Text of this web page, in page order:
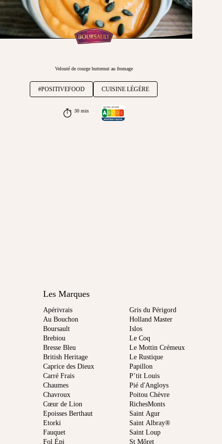
Velouté de courge butternut au fromage
#POSITIVEFOOD CUISINE LÉGÈRE
30 min
Les Marques
Apérivrais
Au Bouchon
Boursault
Brebiou
Bresse Bleu
British Heritage
Caprice des Dieux
Carré Frais
Chaumes
Chavroux
Cœur de Lion
Epoisses Berthaut
Etorki
Fauquet
Fol Épi
Gris du Périgord
Holland Master
Islos
Le Coq
Le Mottin Crémeux
Le Rustique
Papillon
P’tit Louis
Pié d'Angloys
Poitou Chèvre
RichesMonts
Saint Agur
Saint Albray®
Saint Loup
St Môret